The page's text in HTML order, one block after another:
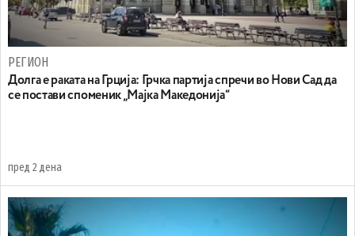
РЕГИОН
Долга е раката на Грција: Грчка партија спречи во Нови Сад да
се постави споменик „Мајка Македонија“
пред 2 дена